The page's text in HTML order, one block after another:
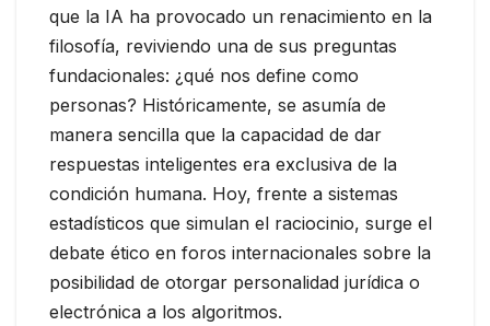
que la IA ha provocado un renacimiento en la
filosofía, reviviendo una de sus preguntas
fundacionales: ¿qué nos define como
personas? Históricamente, se asumía de
manera sencilla que la capacidad de dar
respuestas inteligentes era exclusiva de la
condición humana. Hoy, frente a sistemas
estadísticos que simulan el raciocinio, surge el
debate ético en foros internacionales sobre la
posibilidad de otorgar personalidad jurídica o
electrónica a los algoritmos.